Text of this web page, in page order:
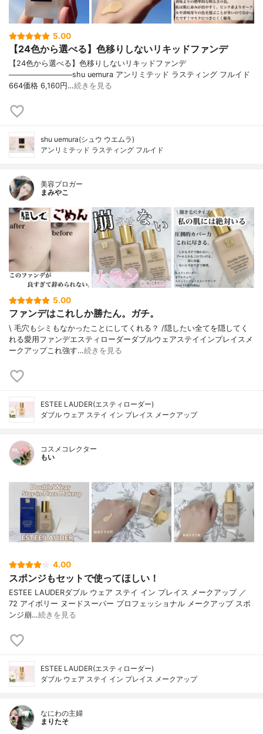
5.00
【24色から選べる】色移りしないリキッドファンデ
【24色から選べる】色移りしないリキッドファンデ
────────────shu uemura アンリミテッド ラスティング フルイド
664価格 6,160円…続きを見る
shu uemura(シュウ ウエムラ)
アンリミテッド ラスティング フルイド
美容ブロガー
まみやこ
5.00
ファンデはこれしか勝たん。ガチ。
\ 毛穴もシミもなかったことにしてくれる？ /⁡⁡隠したい全てを隠してく
れる愛用ファンデ⁡エスティローダーダブルウェアステイインプレイスメ
ークアップ⁡⁡これ強す…続きを見る
ESTEE LAUDER(エスティローダー)
ダブル ウェア ステイ イン プレイス メークアップ
コスメコレクター
もい
4.00
スポンジもセットで使ってほしい！
ESTEE LAUDERダブル ウェア ステイ イン プレイス メークアップ ／
72 アイボリー ヌードスーパー プロフェッショナル メークアップ スポ
ンジ崩…続きを見る
ESTEE LAUDER(エスティローダー)
ダブル ウェア ステイ イン プレイス メークアップ
なにわの主婦
まりたそ